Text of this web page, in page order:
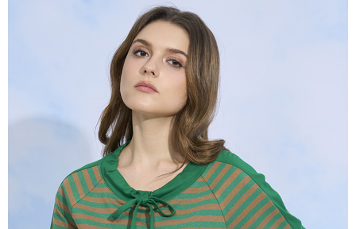
消。如遇「轉專審核」未通過狀況，表示未達大哥付你分期系統評分，恕無
1.分期款項不併入電信帳單，「大哥付你分期」於每月結算日後寄送繳費提
2.透過簡訊連結打開帳單後，可選擇「超商條碼／台灣大直營門市／銀行轉
帳／街口支付／iPASS MONEY」等通路繳費。
1.本服務係由「台灣大哥大股份有限公司」（以下簡稱本公司）所提供，讓
用戶於交易時，得透過本服務購買商品或服務，並由商店將買賣／分期付款
買賣價金債權讓與本公司後，依約使用本公司帳單繳交帳款。
2.基於同意付款使用「大哥付你分期」之契約關係目的，商店將以您的個人
資料（包含姓名、電話或地址）提供予台灣大哥大進項蒐集、處理及利用，
由本公司與您本人進行分期帳單所需資料之確認、核對及更正。
3.完整用戶服務條款，請詳閱以下連結：https://oppay.tw/userRule
２．便利：只要手機號碼，簡訊認證，即可結帳。
３．安心：先確認商品／服務後，再付款。
【「AFTEE先享後付」結帳流程】
１．於結帳方式選擇「AFTEE先享後付」後，將跳轉至「AFTEE先享後付」
結帳頁面，進行簡訊認證並確認金額後，即可完成結帳。
２．訂單成立數日內，您將收到繳費通知簡訊。
３．收到繳費通知簡訊後14天內，點擊此簡訊中的連結，可透過四大超商／
ATM／網路銀行／等多元方式進行付款，方視為交易完成。
※ 請注意：結帳手續完成當下不需立刻繳費，但若您需要取消訂單，請聯絡
購買商品的店家。未經商家同意取消之訂單仍視為有效，需透過AFTEE先享
後付繳納相關費用。
※ 交易是否成功請以「AFTEE先享後付 」之結帳頁面顯示為準，若有關於
是否繳費成功／繳費後需取消欲退款等相關疑問，請聯繫「AFTEE先享後付
客戶支援中心」https://netprotections.freshdesk.com/support/home
每筆NT$120，滿NT$2,000(含以上)免運費
每筆NT$120，滿NT$2,000(含以上)免運費
每筆NT$120，滿NT$2,000(含以上)免運費